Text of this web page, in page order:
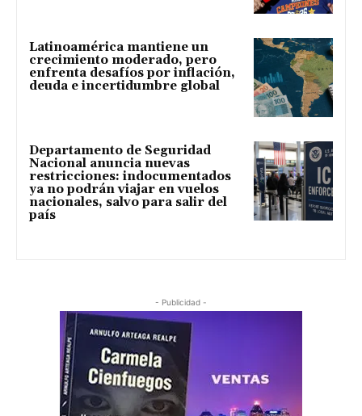
Latinoamérica mantiene un
crecimiento moderado, pero
enfrenta desafíos por inflación,
deuda e incertidumbre global
Departamento de Seguridad
Nacional anuncia nuevas
restricciones: indocumentados
ya no podrán viajar en vuelos
nacionales, salvo para salir del
país
- Publicidad -